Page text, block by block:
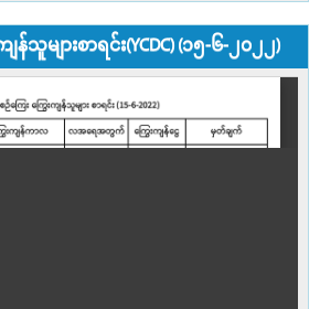
သူများစာရင်း(YCDC) (၁၅-၆-၂၀၂၂)